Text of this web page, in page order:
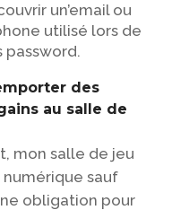
un’email ou
utilisé lors de
password.
des
au salle de
mon salle de jeu
sauf
obligation pour